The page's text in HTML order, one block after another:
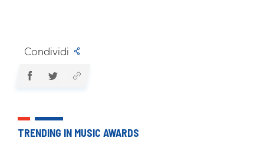
Condividi
TRENDING IN MUSIC AWARDS